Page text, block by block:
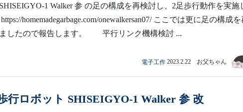
1 Walker 参 の足の構成を再検討し、2足歩行動作を実施
homemadegarbage.com/onewalkersan07/ ここでは更に足の構成を
したので報告します。 平行リンク機構検討 ...
電子工作 2023.2.22 お父ちゃん
行ロボット SHISEIGYO-1 Walker 参 改